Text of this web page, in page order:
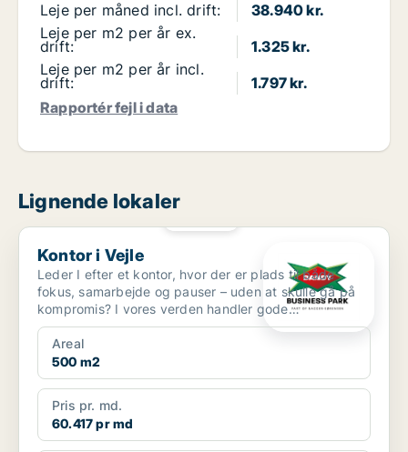
Leje per måned incl. drift:
38.940 kr.
Leje per m2 per år ex.
drift:
1.325 kr.
Leje per m2 per år incl.
drift:
1.797 kr.
Rapportér fejl i data
Lignende lokaler
Kontor i Vejle
Kontor i Vejle
Leder I efter et kontor, hvor der er plads til både
fokus, samarbejde og pauser – uden at skulle gå på
kompromis? I vores verden handler gode
kontorlokale...
Areal
500 m2
Pris pr. md.
60.417 pr md